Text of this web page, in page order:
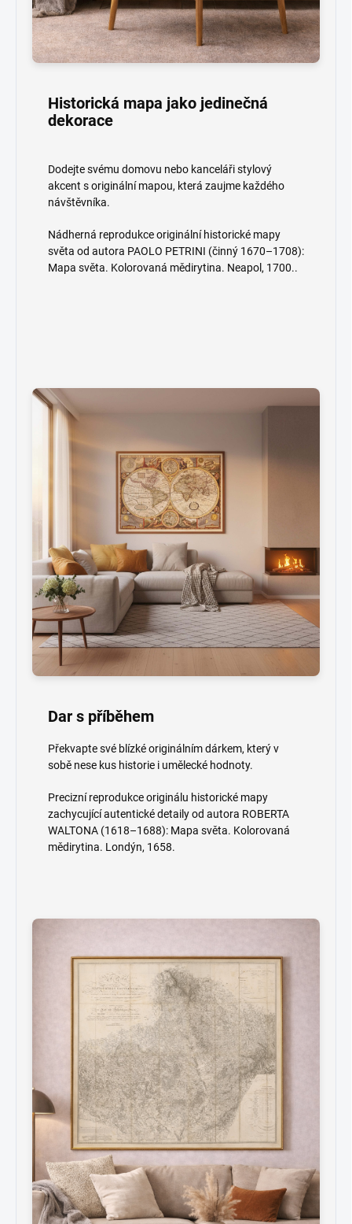
Historická mapa jako jedinečná
dekorace
Dodejte svému domovu nebo kanceláři stylový
akcent s originální mapou, která zaujme každého
návštěvníka.
Nádherná reprodukce originální historické mapy
světa od autora PAOLO PETRINI (činný 1670–1708):
Mapa světa. Kolorovaná mědirytina. Neapol, 1700..
Dar s příběhem
Překvapte své blízké originálním dárkem, který v
sobě nese kus historie i umělecké hodnoty.
Precizní reprodukce originálu historické mapy
zachycující autentické detaily od autora ROBERTA
WALTONA (1618–1688): Mapa světa. Kolorovaná
mědirytina. Londýn, 1658.